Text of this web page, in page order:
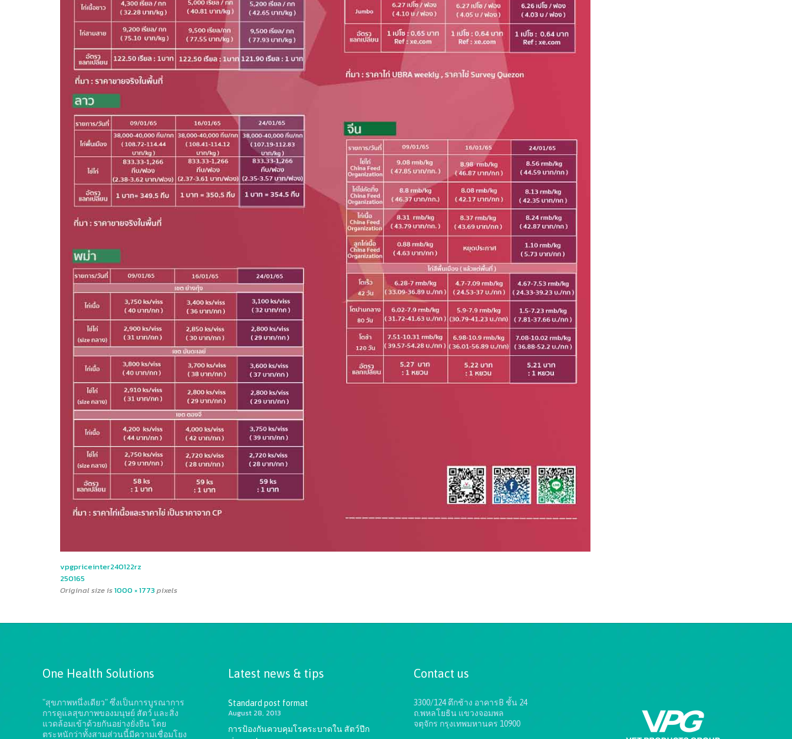
vpgpriceinter240122rz
250165
Original size is1000 × 1773 pixels
One Health Solutions
"สุขภาพหนึ่งเดียว" ซึ่งเป็นการบูรณาการ
การดูแลสุขภาพของมนุษย์ สัตว์ และสิ่ง
แวดล้อมเข้าด้วยกันอย่างยั่งยืนโดย
ตระหนักว่าทั้งสามส่วนนี้มีความเชื่อมโยง
Latest news & tips
Standard post format
August 28, 2013
การป้องกันควบคุมโรคระบาดใน สัตว์ปีก
Contact us
3300/124 ตึกช้าง อาคารB ชั้น 24
ถ.พหลโยธิน แขวงจอมพล
จตุจักร กรุงเทพมหานคร 10900